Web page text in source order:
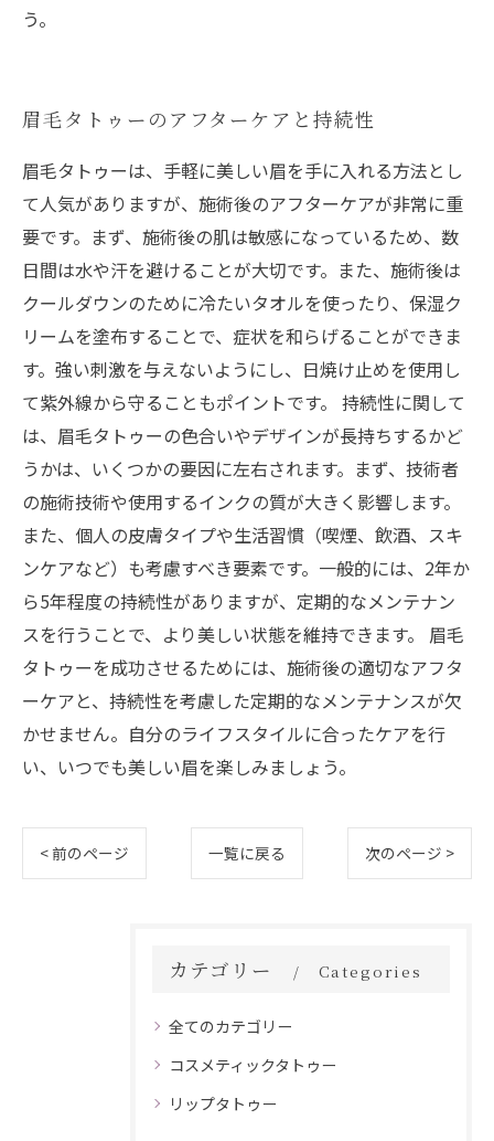
う。
眉毛タトゥーのアフターケアと持続性
眉毛タトゥーは、手軽に美しい眉を手に入れる方法とし
て人気がありますが、施術後のアフターケアが非常に重
要です。まず、施術後の肌は敏感になっているため、数
日間は水や汗を避けることが大切です。また、施術後は
クールダウンのために冷たいタオルを使ったり、保湿ク
リームを塗布することで、症状を和らげることができま
す。強い刺激を与えないようにし、日焼け止めを使用し
て紫外線から守ることもポイントです。 持続性に関して
は、眉毛タトゥーの色合いやデザインが長持ちするかど
うかは、いくつかの要因に左右されます。まず、技術者
の施術技術や使用するインクの質が大きく影響します。
また、個人の皮膚タイプや生活習慣（喫煙、飲酒、スキ
ンケアなど）も考慮すべき要素です。一般的には、2年か
ら5年程度の持続性がありますが、定期的なメンテナン
スを行うことで、より美しい状態を維持できます。 眉毛
タトゥーを成功させるためには、施術後の適切なアフタ
ーケアと、持続性を考慮した定期的なメンテナンスが欠
かせません。自分のライフスタイルに合ったケアを行
い、いつでも美しい眉を楽しみましょう。
< 前のページ 一覧に戻る 次のページ >
カテゴリー Categories
全てのカテゴリー
コスメティックタトゥー
リップタトゥー